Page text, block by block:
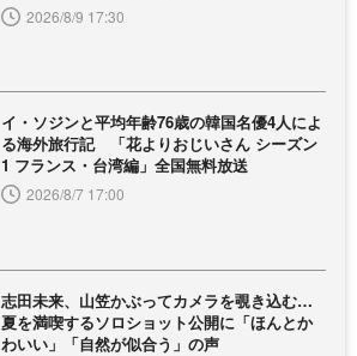
2026/8/9 17:30
イ・ソジンと平均年齢76歳の韓国名優4人によ
る海外旅行記 「花よりおじいさん シーズン
1 フランス・台湾編」全国無料放送
2026/8/7 17:00
志田未来、山笠かぶってカメラを覗き込む…
夏を満喫するソロショット公開に「ほんとか
わいい」「自然が似合う」の声